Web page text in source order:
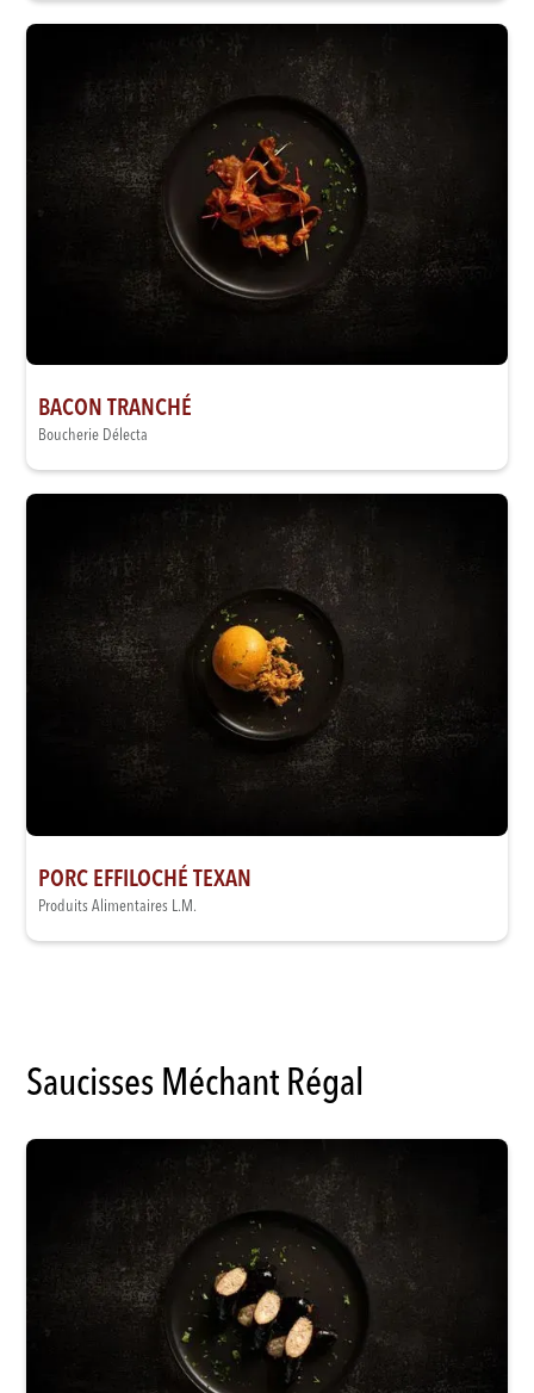
BACON TRANCHÉ
Boucherie Délecta
PORC EFFILOCHÉ TEXAN
Produits Alimentaires L.M.
Saucisses Méchant Régal